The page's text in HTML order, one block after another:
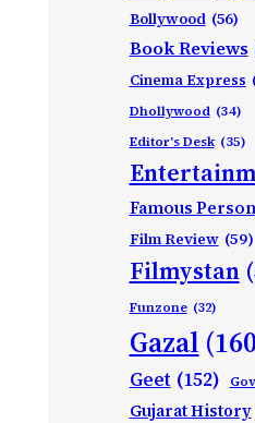
Bollywood (56)
Book Reviews
Cinema Express
Dhollywood (34)
Editor's Desk (35)
Famous
Film Review (59)
Filmystan
Funzone (32)
Gazal
Geet (152)
Gujarat History